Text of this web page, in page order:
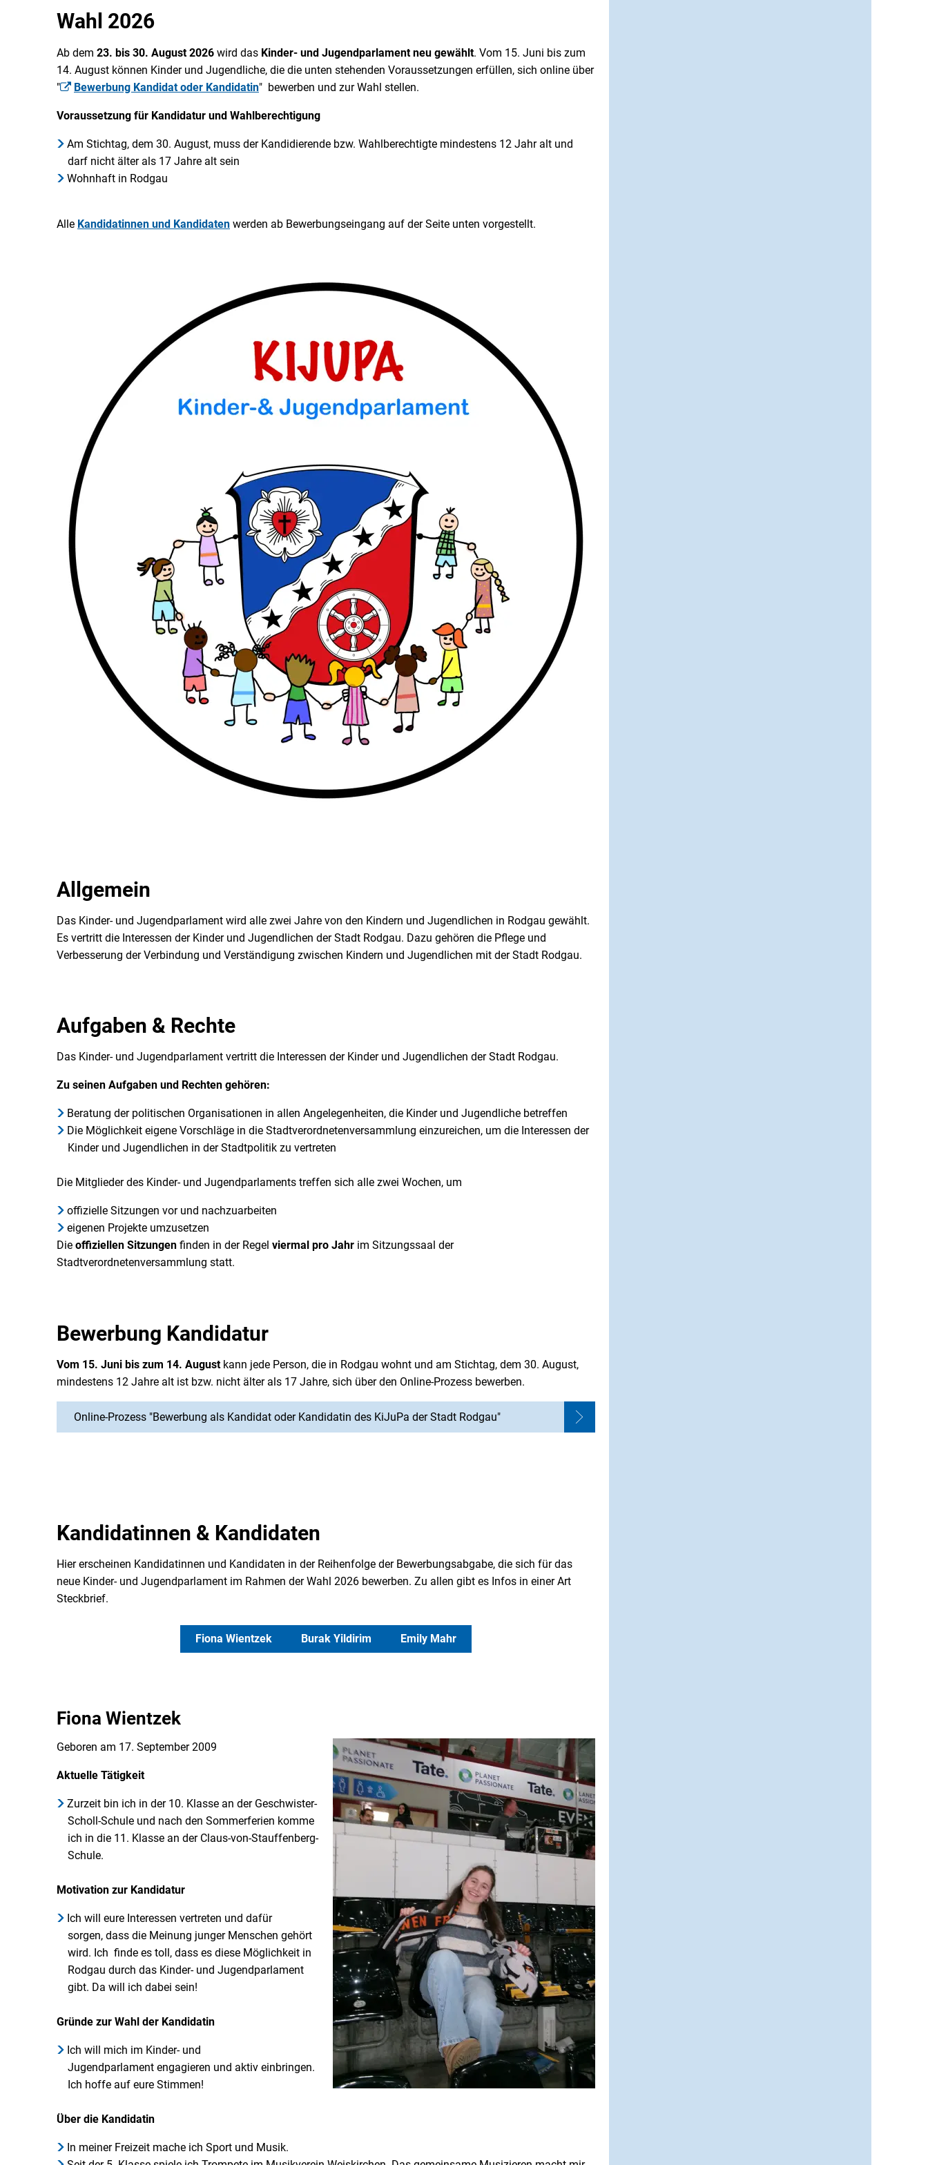
Wahl 2026
Ab dem 23. bis 30. August 2026 wird das Kinder- und Jugendparlament neu gewählt. Vom 15. Juni bis zum
14. August können Kinder und Jugendliche, die die unten stehenden Voraussetzungen erfüllen, sich online über
"
Bewerbung Kandidat oder Kandidatin" bewerben und zur Wahl stellen.
Voraussetzung für Kandidatur und Wahlberechtigung
Am Stichtag, dem 30. August, muss der Kandidierende bzw. Wahlberechtigte mindestens 12 Jahr alt und
darf nicht älter als 17 Jahre alt sein
Wohnhaft in Rodgau
Alle Kandidatinnen und Kandidaten werden ab Bewerbungseingang auf der Seite unten vorgestellt.
Allgemein
Das Kinder- und Jugendparlament wird alle zwei Jahre von den Kindern und Jugendlichen in Rodgau gewählt.
Es vertritt die Interessen der Kinder und Jugendlichen der Stadt Rodgau. Dazu gehören die Pflege und
Verbesserung der Verbindung und Verständigung zwischen Kindern und Jugendlichen mit der Stadt Rodgau.
Aufgaben & Rechte
Das Kinder- und Jugendparlament vertritt die Interessen der Kinder und Jugendlichen der Stadt Rodgau.
Zu seinen Aufgaben und Rechten gehören:
Beratung der politischen Organisationen in allen Angelegenheiten, die Kinder und Jugendliche betreffen
Die Möglichkeit eigene Vorschläge in die Stadtverordnetenversammlung einzureichen, um die Interessen der
Kinder und Jugendlichen in der Stadtpolitik zu vertreten
Die Mitglieder des Kinder- und Jugendparlaments treffen sich alle zwei Wochen, um
offizielle Sitzungen vor und nachzuarbeiten
eigenen Projekte umzusetzen
Die offiziellen Sitzungen finden in der Regel viermal pro Jahr im Sitzungssaal der
Stadtverordnetenversammlung statt.
Bewerbung Kandidatur
Vom 15. Juni bis zum 14. Augustkann jede Person, die in Rodgau wohnt und am Stichtag, dem 30. August,
mindestens 12 Jahre alt ist bzw. nicht älter als 17 Jahre, sich über den Online-Prozess bewerben.
Online-Prozess "Bewerbung als Kandidat oder Kandidatin des KiJuPa der Stadt Rodgau"
Kandidatinnen & Kandidaten
Hier erscheinen Kandidatinnen und Kandidaten in der Reihenfolge der Bewerbungsabgabe, die sich für das
neue Kinder- und Jugendparlament im Rahmen der Wahl 2026 bewerben. Zu allen gibt es Infos in einer Art
Steckbrief.
Fiona Wientzek Burak Yildirim Emily Mahr
Fiona Wientzek
Geboren am 17. September 2009
Aktuelle Tätigkeit
Zurzeit bin ich in der 10. Klasse an der Geschwister-
Scholl-Schule und nach den Sommerferien komme
ich in die 11. Klasse an der Claus-von-Stauffenberg-
Schule.
Motivation zur Kandidatur
Ich will eure Interessen vertreten und dafür
sorgen, dass die Meinung junger Menschen gehört
wird. Ich finde es toll, dass es diese Möglichkeit in
Rodgau durch das Kinder- und Jugendparlament
gibt. Da will ich dabei sein!
Gründe zur Wahl der Kandidatin
Ich will mich im Kinder- und
Jugendparlament engagieren und aktiv einbringen.
Ich hoffe auf eure Stimmen!
Über die Kandidatin
In meiner Freizeit mache ich Sport und Musik.